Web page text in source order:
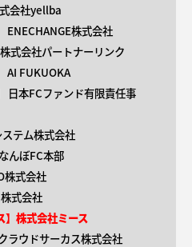
会社yellba
ENECHANGE株式会社
式会社パートナーリンク
AI FUKUOKA
日本FCファンド有限責任事
テム株式会社
んぼFC本部
株式会社
式会社
】株式会社ミース
ラウドサーカス株式会社